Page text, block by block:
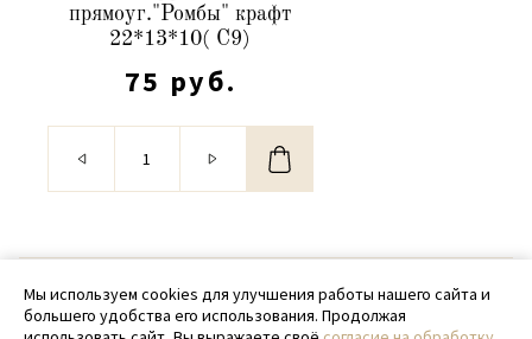
прямоуг."Ромбы" крафт
22*13*10( С9)
75 руб.
© 2020 - 2026 SamPack
+ 7 (918) 699-97-87
Мы используем cookies для улучшения работы нашего сайта и
большего удобства его использования. Продолжая